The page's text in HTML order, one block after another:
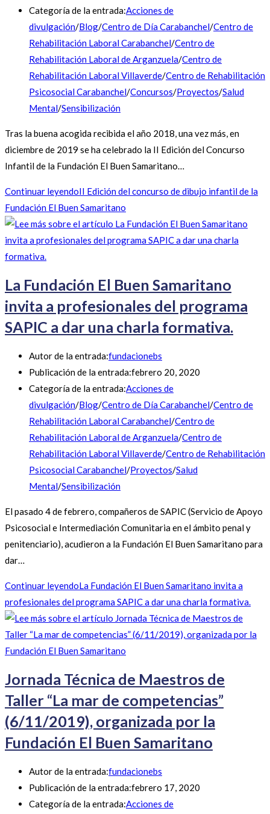
Categoría de la entrada:Acciones de
divulgación/Blog/Centro de Día Carabanchel/Centro de
Rehabilitación Laboral Carabanchel/Centro de
Rehabilitación Laboral de Arganzuela/Centro de
Rehabilitación Laboral Villaverde/Centro de Rehabilitación
Psicosocial Carabanchel/Concursos/Proyectos/Salud
Mental/Sensibilización
Tras la buena acogida recibida el año 2018, una vez más, en
diciembre de 2019 se ha celebrado la II Edición del Concurso
Infantil de la Fundación El Buen Samaritano…
Continuar leyendoII Edición del concurso de dibujo infantil de la
Fundación El Buen Samaritano
La Fundación El Buen Samaritano
invita a profesionales del programa
SAPIC a dar una charla formativa.
Autor de la entrada:fundacionebs
Publicación de la entrada:febrero 20, 2020
Categoría de la entrada:Acciones de
divulgación/Blog/Centro de Día Carabanchel/Centro de
Rehabilitación Laboral Carabanchel/Centro de
Rehabilitación Laboral de Arganzuela/Centro de
Rehabilitación Laboral Villaverde/Centro de Rehabilitación
Psicosocial Carabanchel/Proyectos/Salud
Mental/Sensibilización
El pasado 4 de febrero, compañeros de SAPIC (Servicio de Apoyo
Psicosocial e Intermediación Comunitaria en el ámbito penal y
penitenciario), acudieron a la Fundación El Buen Samaritano para
dar…
Continuar leyendoLa Fundación El Buen Samaritano invita a
profesionales del programa SAPIC a dar una charla formativa.
Jornada Técnica de Maestros de
Taller “La mar de competencias”
(6/11/2019), organizada por la
Fundación El Buen Samaritano
Autor de la entrada:fundacionebs
Publicación de la entrada:febrero 17, 2020
Categoría de la entrada:Acciones de